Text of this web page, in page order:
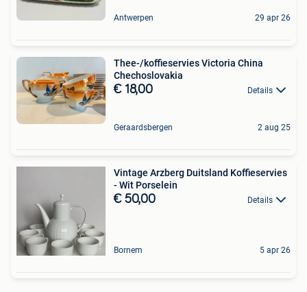
Antwerpen 29 apr 26
Thee-/koffieservies Victoria China
Chechoslovakia
€ 18,00 Details
Geraardsbergen 2 aug 25
Vintage Arzberg Duitsland Koffieservies
- Wit Porselein
€ 50,00 Details
Bornem 5 apr 26